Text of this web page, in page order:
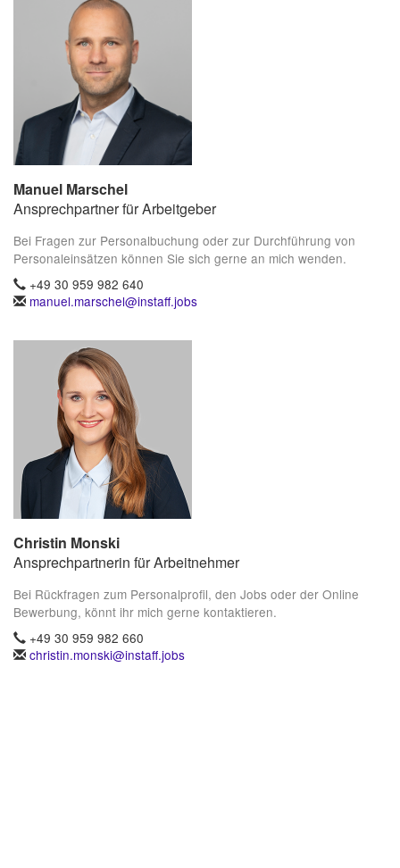
Manuel Marschel
Ansprechpartner für Arbeitgeber
Bei Fragen zur Personalbuchung oder zur Durchführung von
Personaleinsätzen können Sie sich gerne an mich wenden.
+49 30 959 982 640
manuel.marschel@instaff.jobs
Christin Monski
Ansprechpartnerin für Arbeitnehmer
Bei Rückfragen zum Personalprofil, den Jobs oder der Online
Bewerbung, könnt ihr mich gerne kontaktieren.
+49 30 959 982 660
christin.monski@instaff.jobs